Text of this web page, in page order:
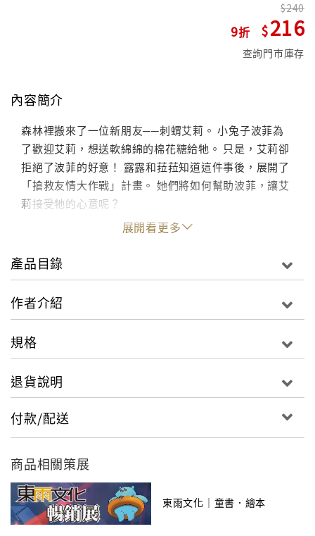
9
240
216
查詢門市庫存
內容簡介
森林裡搬來了一位新朋友──刺蝟艾莉。 小兔子波菲為
了歡迎艾莉，想送軟綿綿的棉花糖給牠。 只是，艾莉卻
拒絕了波菲的好意！ 露露和菈菈知道這件事後，展開了
「搶救友情大作戰」計畫。 她們將如何幫助波菲，讓艾
莉接受牠的心意呢？
展開看更多
產品目錄
作者介紹
規格
退貨說明
付款/配送
商品相關策展
東雨文化｜童書．繪本